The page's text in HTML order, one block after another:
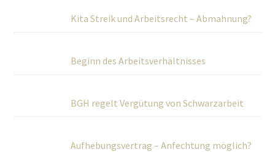
Kita Streik und Arbeitsrecht – Abmahnung?
Beginn des Arbeitsverhältnisses
BGH regelt Vergütung von Schwarzarbeit
Aufhebungsvertrag – Anfechtung möglich?